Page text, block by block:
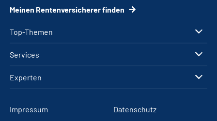
Top-Themen
Services
Experten
Meinen Rentenversicherer finden
Impressum
Datenschutz